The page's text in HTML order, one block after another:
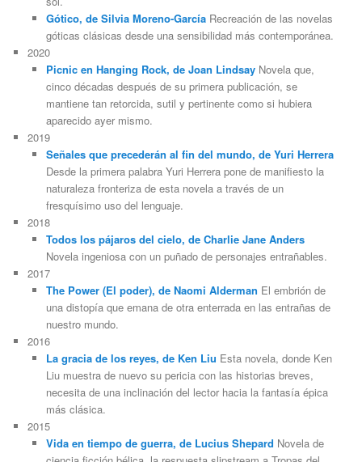
Gótico, de Silvia Moreno-GarcíaRecreación de las novelas
góticas clásicas desde una sensibilidad más contemporánea.
2020
Picnic en Hanging Rock, de Joan LindsayNovela que,
cinco décadas después de su primera publicación, se
mantiene tan retorcida, sutil y pertinente como si hubiera
aparecido ayer mismo.
2019
Señales que precederán al fin del mundo, de Yuri Herrera
Desde la primera palabra Yuri Herrera pone de manifiesto la
naturaleza fronteriza de esta novela a través de un
fresquísimo uso del lenguaje.
2018
Todos los pájaros del cielo, de Charlie Jane Anders
Novela ingeniosa con un puñado de personajes entrañables.
2017
The Power (El poder), de Naomi Alderman El embrión de
una distopía que emana de otra enterrada en las entrañas de
nuestro mundo.
2016
La gracia de los reyes, de Ken Liu Esta novela, donde Ken
Liu muestra de nuevo su pericia con las historias breves,
necesita de una inclinación del lector hacia la fantasía épica
más clásica.
2015
Vida en tiempo de guerra, de Lucius Shepard Novela de